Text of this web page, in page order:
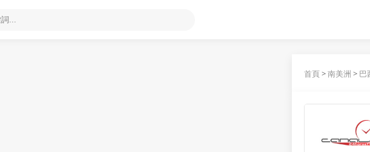
首頁>南美洲 > 巴